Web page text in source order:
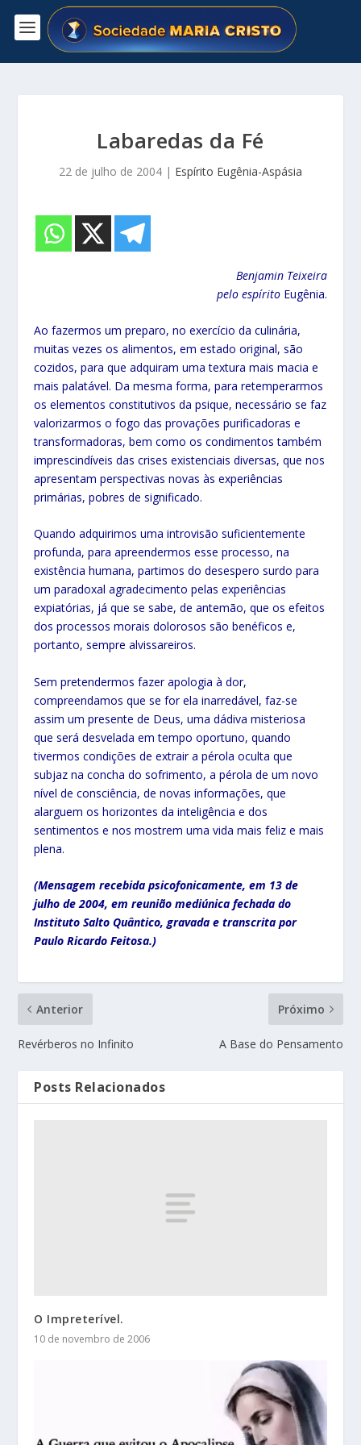
Labaredas da Fé
22 de julho de 2004 | Espírito Eugênia-Aspásia
Benjamin Teixeira
pelo espíritoEugênia.
Ao fazermos um preparo, no exercício da culinária,
muitas vezes os alimentos, em estado original, são
cozidos, para que adquiram uma textura mais macia e
mais palatável. Da mesma forma, para retemperarmos
os elementos constitutivos da psique, necessário se faz
valorizarmos o fogo das provações purificadoras e
transformadoras, bem como os condimentos também
imprescindíveis das crises existenciais diversas, que nos
apresentam perspectivas novas às experiências
primárias, pobres de significado.
Quando adquirimos uma introvisão suficientemente
profunda, para apreendermos esse processo, na
existência humana, partimos do desespero surdo para
um paradoxal agradecimento pelas experiências
expiatórias, já que se sabe, de antemão, que os efeitos
dos processos morais dolorosos são benéficos e,
portanto, sempre alvissareiros.
Sem pretendermos fazer apologia à dor,
compreendamos que se for ela inarredável, faz-se
assim um presente de Deus, uma dádiva misteriosa
que será desvelada em tempo oportuno, quando
tivermos condições de extrair a pérola oculta que
subjaz na concha do sofrimento, a pérola de um novo
nível de consciência, de novas informações, que
alarguem os horizontes da inteligência e dos
sentimentos e nos mostrem uma vida mais feliz e mais
plena.
(Mensagem recebida psicofonicamente, em 13 de
julho de 2004, em reunião mediúnica fechada do
Instituto Salto Quântico, gravada e transcrita por
Paulo Ricardo Feitosa.)
Anterior
Revérberos no Infinito
Próximo
A Base do Pensamento
Posts Relacionados
O Impreterível.
10 de novembro de 2006